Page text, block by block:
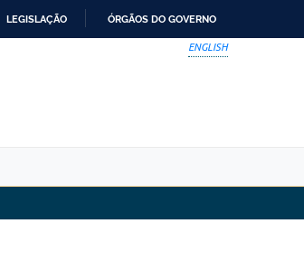
LEGISLAÇÃO ÓRGÃOS DO GOVERNO
ENGLISH